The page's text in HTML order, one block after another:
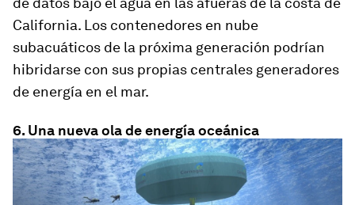
California. Los contenedores en nube
subacuáticos de la próxima generación podrían
hibridarse con sus propias centrales generadores
de energía en el mar.
6. Una nueva ola de energía oceánica